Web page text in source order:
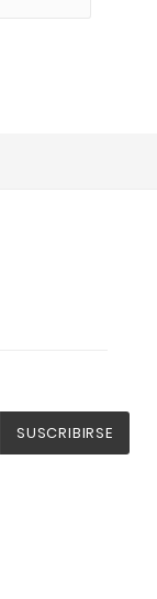
SUSCRIBIRSE